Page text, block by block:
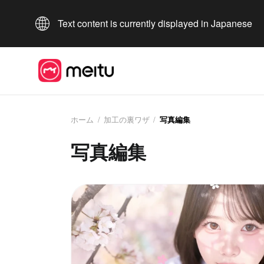
Text content is currently displayed in Japanese
ホーム / 加工の裏ワザ / 写真編集
写真編集